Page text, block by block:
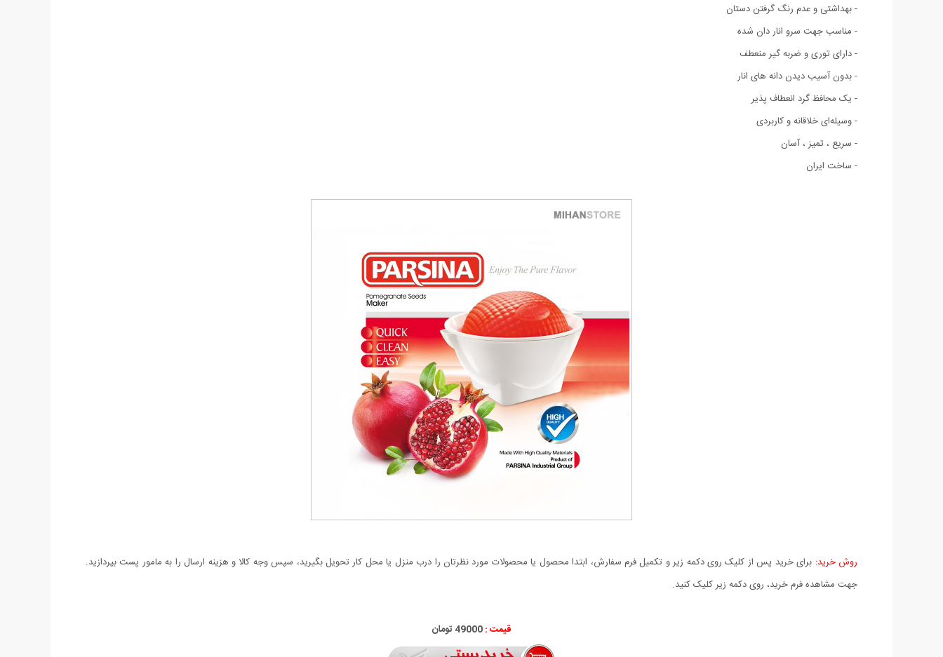
- بهداشتی و عدم رنگ گرفتن دستان
- مناسب جهت سرو انار دان شده
- دارای توری و ضربه گیر منعطف
- بدون آسیب دیدن دانه های انار
- یک محافظ گرد انعطاف پذیر
- وسیله‌ای خلاقانه و کاربردی
- سریع ، تمیز ، آسان
- ساخت ایران
روش خرید: برای خرید پس از کلیک روی دکمه زیر و تکمیل فرم سفارش، ابتدا محصول یا محصولات مورد نظرتان را درب منزل یا محل کار تحویل بگیرید، سپس وجه کالا و هزینه ارسال را به مامور پست بپردازید.
جهت مشاهده فرم خرید، روی دکمه زیر کلیک کنید.
قیمت :49000 تومان